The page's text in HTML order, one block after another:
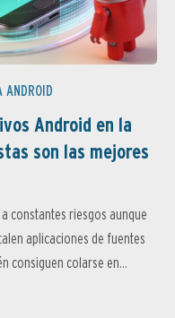
ANDROID
Android en la
son las mejores
constantes riesgos aunque
aplicaciones de fuentes
consiguen colarse en...